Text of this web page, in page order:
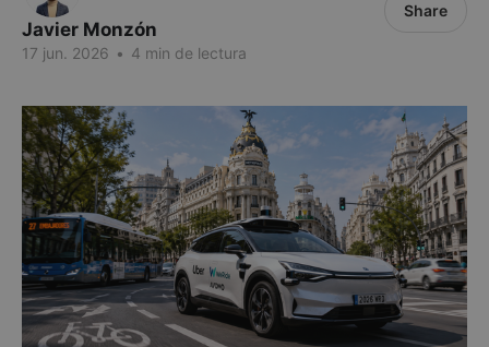
Javier Monzón
17 jun. 2026 • 4 min de lectura
Share